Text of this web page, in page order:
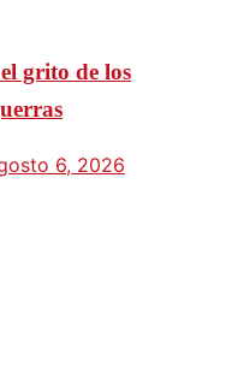
grito de los
6, 2026